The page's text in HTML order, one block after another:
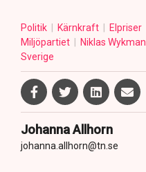
Politik Kärnkraft Elpriser
Miljöpartiet
Niklas Wykman
Sverige
Johanna Allhorn
johanna.allhorn@tn.se